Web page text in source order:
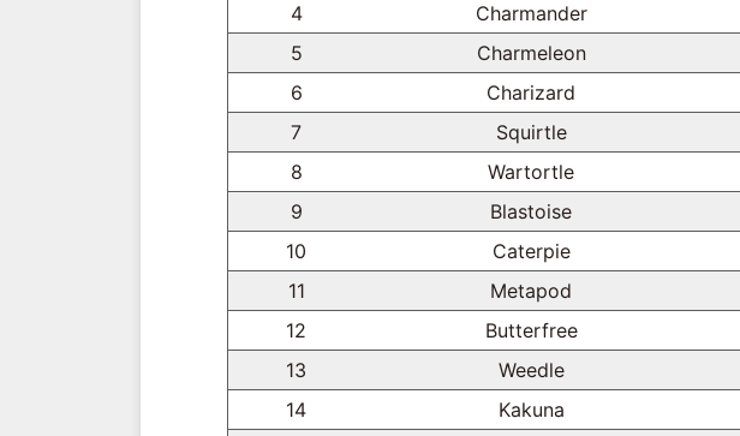
4
Charmander
5
Charmeleon
6
Charizard
7
Squirtle
8
Wartortle
9
Blastoise
10
Caterpie
11
Metapod
12
Butterfree
13
Weedle
14
Kakuna